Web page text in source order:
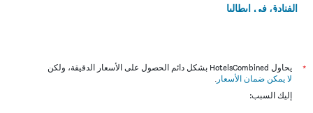
الفنادق في إيطاليا
*
يحاول HotelsCombined بشكل دائم الحصول على الأسعار الدقيقة، ولكن
لا يمكن ضمان الأسعار .
إليك السبب: